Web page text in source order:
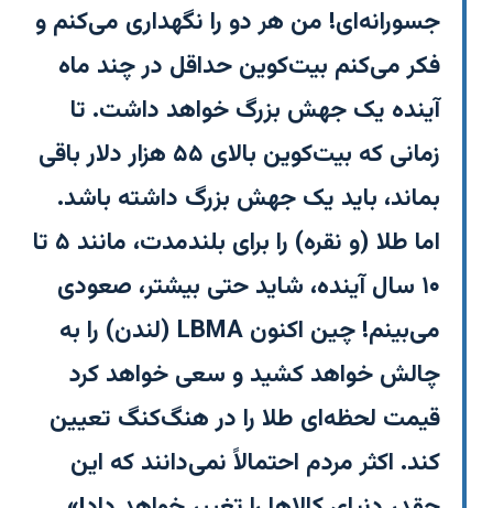
جسورانه‌ای! من هر دو را نگهداری می‌کنم و
فکر می‌کنم بیت‌کوین حداقل در چند ماه
آینده یک جهش بزرگ خواهد داشت. تا
زمانی که بیت‌کوین بالای ۵۵ هزار دلار باقی
بماند، باید یک جهش بزرگ داشته باشد.
اما طلا (و نقره) را برای بلندمدت، مانند ۵ تا
۱۰ سال آینده، شاید حتی بیشتر، صعودی
می‌بینم! چین اکنون LBMA (لندن) را به
چالش خواهد کشید و سعی خواهد کرد
قیمت لحظه‌ای طلا را در هنگ‌کنگ تعیین
کند. اکثر مردم احتمالاً نمی‌دانند که این